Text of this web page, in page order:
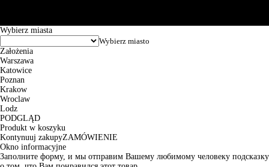
Wybierz miasta
Założenia
Warszawa
Katowice
Poznan
Krakow
Wroclaw
Lodz
PODGLĄD
Produkt w koszyku
Kontynuuj zakupyZAMÓWIENIE
Okno informacyjne
Заполните форму, и мы отправим Вашему любимому человеку подсказку